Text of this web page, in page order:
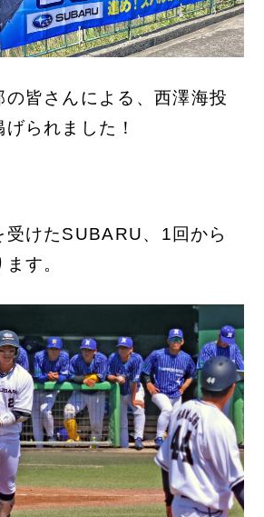
皆さんによる、西澤海投
られました！
受けたSUBARU、1回から
す。